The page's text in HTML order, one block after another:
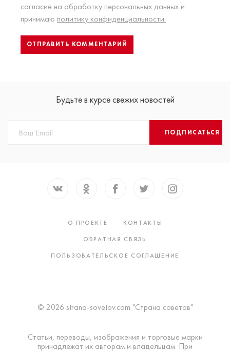
согласие на обработку персональных данных и
принимаю политику конфиденциальности.
Будьте в курсе свежих новостей
ПОДПИСАТЬСЯ
О ПРОЕКТЕ
КОНТАКТЫ
ОБРАТНАЯ СВЯЗЬ
ПОЛЬЗОВАТЕЛЬСКОЕ СОГЛАШЕНИЕ
© 2026 strana-sovetov.com "Страна советов"
Статьи, переводы, изображения и торговые марки
принадлежат их авторам и владельцам. При